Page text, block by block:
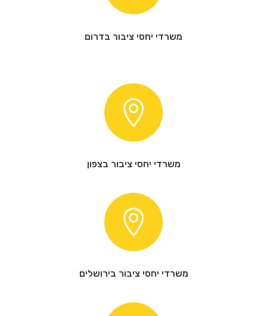
משרדי יחסי ציבור בדרום

משרדי יחסי ציבור בצפון

משרדי יחסי ציבור בירושלים